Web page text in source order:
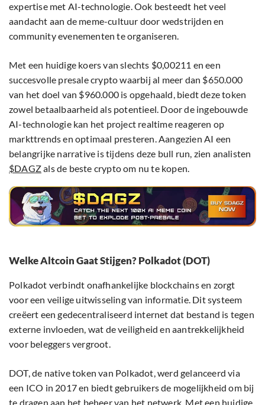
expertise met AI-technologie. Ook besteedt het veel
aandacht aan de meme-cultuur door wedstrijden en
community evenementen te organiseren.
Met een huidige koers van slechts $0,00211 en een
succesvolle presale crypto waarbij al meer dan $650.000
van het doel van $960.000 is opgehaald, biedt deze token
zowel betaalbaarheid als potentieel. Door de ingebouwde
AI-technologie kan het project realtime reageren op
markttrends en optimaal presteren. Aangezien AI een
belangrijke narrative is tijdens deze bull run, zien analisten
$DAGZals de beste crypto om nu te kopen.
Welke Altcoin Gaat Stijgen? Polkadot (DOT)
Polkadot verbindt onafhankelijke blockchains en zorgt
voor een veilige uitwisseling van informatie. Dit systeem
creëert een gedecentraliseerd internet dat bestand is tegen
externe invloeden, wat de veiligheid en aantrekkelijkheid
voor beleggers vergroot.
DOT, de native token van Polkadot, werd gelanceerd via
een ICO in 2017 en biedt gebruikers de mogelijkheid om bij
te dragen aan het beheer van het netwerk. Met een huidige